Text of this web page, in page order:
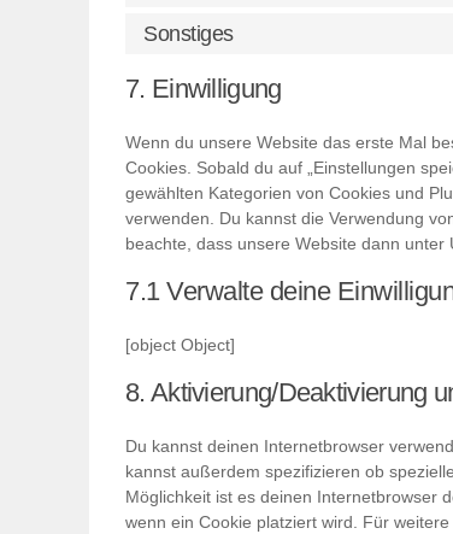
Sonstiges
7. Einwilligung
Wenn du unsere Website das erste Mal
Cookies. Sobald du auf „Einstellungen
gewählten Kategorien von Cookies und
verwenden. Du kannst die Verwendung
beachte, dass unsere Website dann unter
7.1 Verwalte deine
[object Object]
8. Aktivierung/Deaktivierung
Du kannst deinen Internetbrowser
kannst außerdem spezifizieren ob
Möglichkeit ist es deinen Internetbrowser
wenn ein Cookie platziert wird. Für